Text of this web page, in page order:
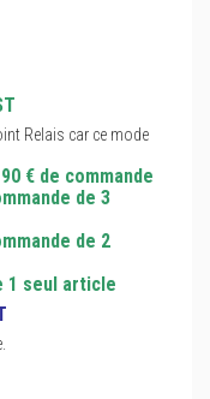
Relais car ce mode
€ de commande
de 3
de 2
1 seul article